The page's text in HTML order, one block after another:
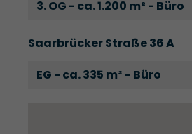
3. OG - ca. 1.200 m² - Büro
Saarbrücker Straße 36 A
EG - ca. 335 m² - Büro